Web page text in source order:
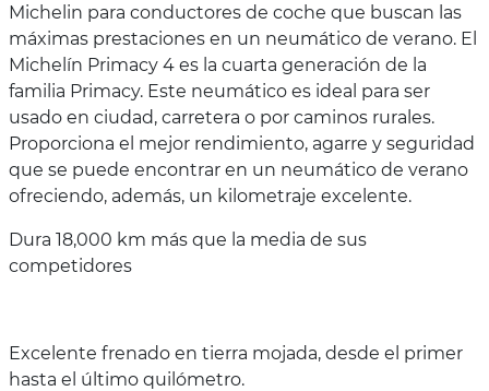
Michelin para conductores de coche que buscan las
máximas prestaciones en un neumático de verano. El
Michelín Primacy 4 es la cuarta generación de la
familia Primacy. Este neumático es ideal para ser
usado en ciudad, carretera o por caminos rurales.
Proporciona el mejor rendimiento, agarre y seguridad
que se puede encontrar en un neumático de verano
ofreciendo, además, un kilometraje excelente.
Dura 18,000 km más que la media de sus
competidores
Excelente frenado en tierra mojada, desde el primer
hasta el último quilómetro.